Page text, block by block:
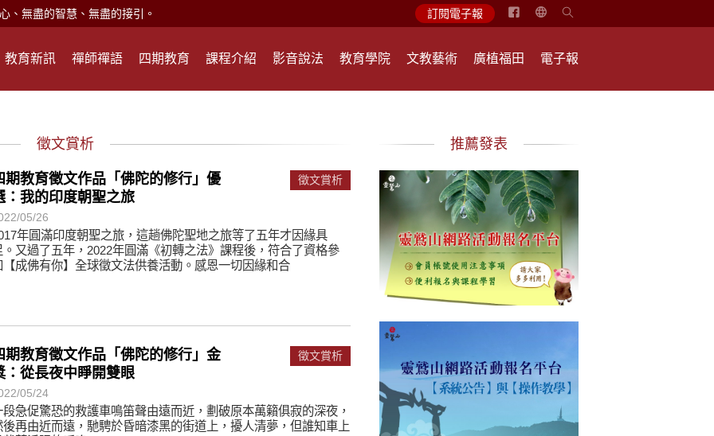
。
在？
，讓生命更寬廣。
沉澱，才能傾聽。
。
、無盡的智慧、無盡的接引。
，讓生命更寬廣。
業；正面積極樂觀，就是生活禪。
沉澱，才能傾聽。
訂閱電子報
简
中
教育新訊 禪師禪語 四期教育 課程介紹 影音說法 教育學院 文教藝術 廣植福田 電子報
徵文賞析
期教育徵文作品「佛陀的修行」優
：我的印度朝聖之旅
05/26
年圓滿印度朝聖之旅，這趟佛陀聖地之旅等了五年才因緣具
。又過了五年，2022年圓滿《初轉之法》課程後，符合了資格參
【成佛有你】全球徵文法供養活動。感恩一切因緣和合
徵文賞析
期教育徵文作品「佛陀的修行」金
：從長夜中睜開雙眼
05/24
段急促驚恐的救護車鳴笛聲由遠而近，劃破原本萬籟俱寂的深夜，
後再由近而遠，馳騁於昏暗漆黑的街道上，擾人清夢，但誰知車上
徵文賞析
推薦發表